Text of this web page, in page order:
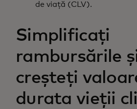
de viață (CLV).
Simplificați
rambursările
creșteți
durata vieții